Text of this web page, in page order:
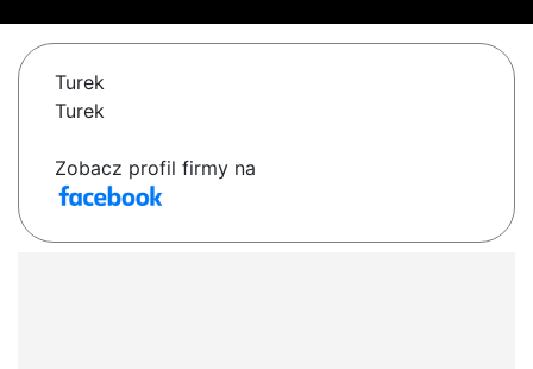
Turek
Turek
Zobacz profil firmy na